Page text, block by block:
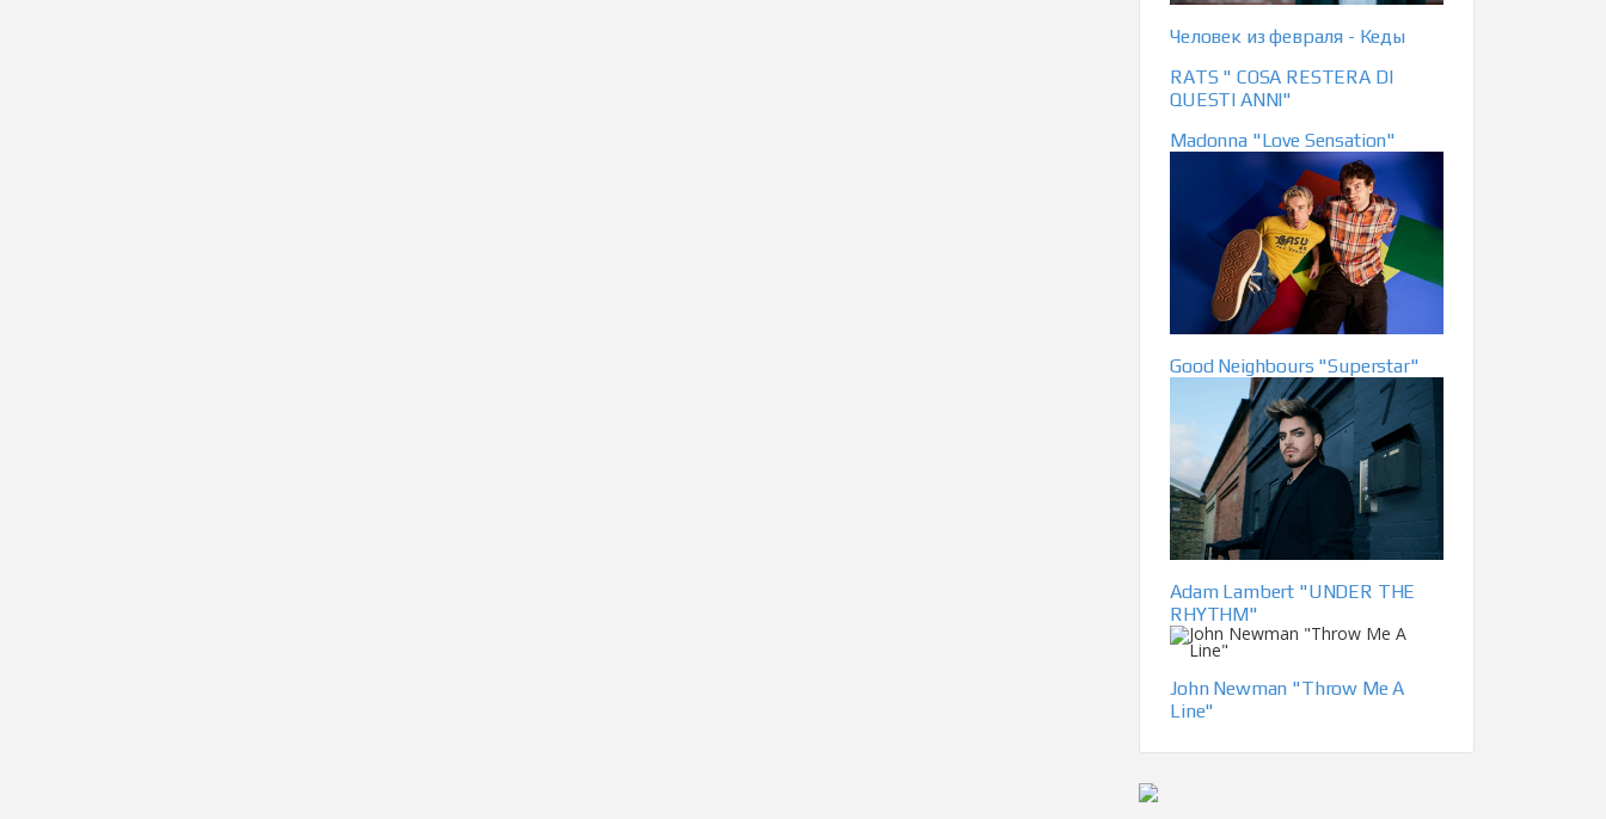
Человек из февраля - Кеды
RATS " COSA RESTERA DI
QUESTI ANNI"
Madonna "Love Sensation"
Good Neighbours "Superstar"
Adam Lambert "UNDER THE
RHYTHM"
John Newman "Throw Me A
Line"